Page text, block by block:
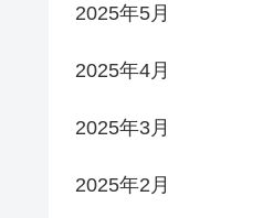
2025年5月
2025年4月
2025年3月
2025年2月